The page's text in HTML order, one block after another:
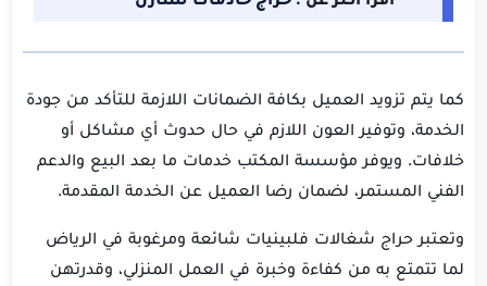
كما يتم تزويد العميل بكافة الضمانات اللازمة للتأكد من جودة
الخدمة، وتوفير العون اللازم في حال حدوث أي مشاكل أو
خلافات. ويوفر مؤسسة المكتب خدمات ما بعد البيع والدعم
الفني المستمر، لضمان رضا العميل عن الخدمة المقدمة.
وتعتبر حراج شغالات فلبينيات شائعة ومرغوبة في الرياض
لما تتمتع به من كفاءة وخبرة في العمل المنزلي، وقدرتهن